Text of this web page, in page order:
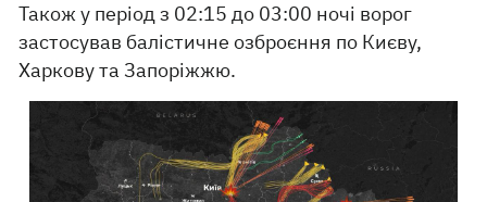
Також у період з 02:15 до 03:00 ночі ворог
застосував балістичне озброєння по Києву,
Харкову та Запоріжжю.